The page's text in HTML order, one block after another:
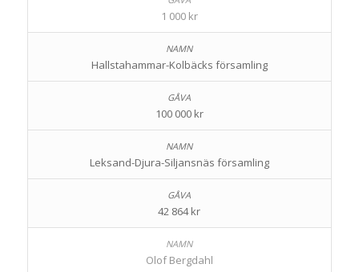
1 000 kr
Hallstahammar-Kolbäcks församling
100 000 kr
Leksand-Djura-Siljansnäs församling
42 864 kr
Olof Bergdahl